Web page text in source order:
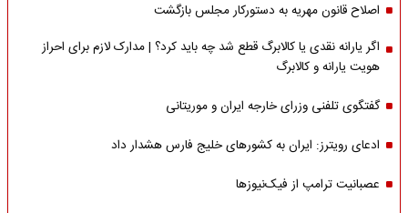
اصلاح قانون مهریه به دستورکار مجلس بازگشت
اگر یارانه نقدی یا کالابرگ قطع شد چه باید کرد؟ | مدارک لازم برای احراز
هویت یارانه و کالابرگ
گفتگوی تلفنی وزرای خارجه ایران و موریتانی
ادعای رویترز: ایران به کشورهای خلیج فارس هشدار داد
عصبانیت ترامپ از فیک‌نیوزها